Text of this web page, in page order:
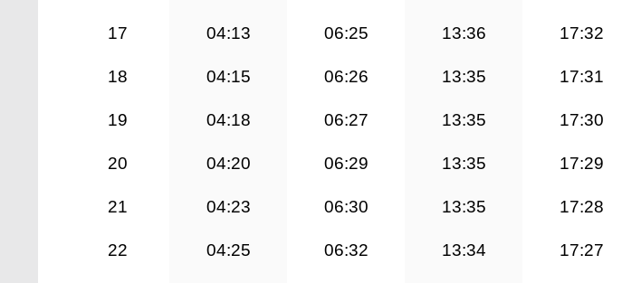
17 04:13 06:25 13:36 17:32
18 04:15 06:26 13:35 17:31
19 04:18 06:27 13:35 17:30
20 04:20 06:29 13:35 17:29
21 04:23 06:30 13:35 17:28
22 04:25 06:32 13:34 17:27